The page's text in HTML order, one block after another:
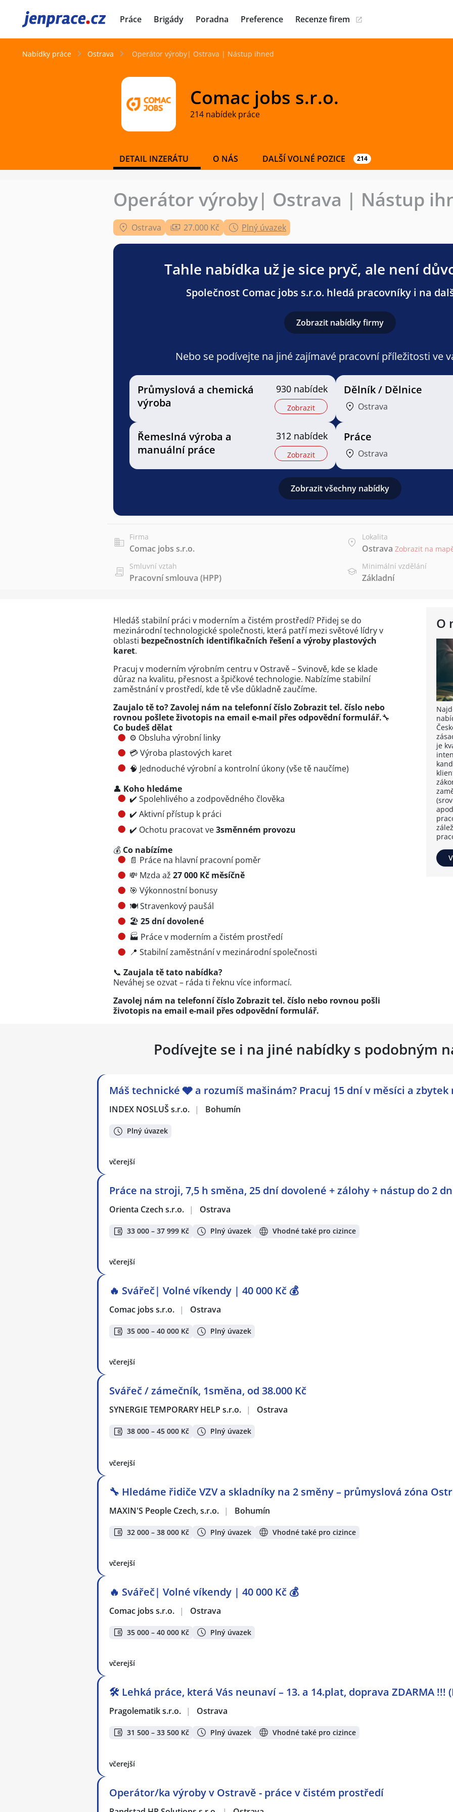
JenPráce.cz Práce Brigády Poradna Preference Recenze firem
Nabídky práce Ostrava Operátor výroby| Ostrava | Nástup ihned
Comac jobs s.r.o.
214 nabídek práce
DETAIL INZERÁTU O NÁS DALŠÍ VOLNÉ POZICE 214
Operátor výroby| Ostrava | Nástup
Ostrava 27.000 Kč Plný úvazek
Tahle nabídka už je sice pryč, ale není
Společnost Comac jobs s.r.o. hledá pracovníky i na
Zobrazit nabídky firmy
Nebo se podívejte na jiné zajímavé pracovní příležitosti ve
Průmyslová a chemická
výroba
930 nabídek
Zobrazit
Dělník / Dělnice
Ostrava
Řemeslná výroba a
manuální práce
312 nabídek
Zobrazit
Práce
Ostrava
Zobrazit všechny nabídky
Firma
Comac jobs s.r.o.
Lokalita
Ostrava Zobrazit na
Smluvní vztah
Pracovní smlouva (HPP)
Minimální vzdělání
Základní
O
je
Hledáš stabilní práci v moderním a čistém prostředí? Přidej se do
mezinárodní technologické společnosti, která patří mezi světové lídry v
oblasti bezpečnostních identifikačních řešení a výroby plastových
karet.
Pracuj v moderním výrobním centru v Ostravě – Svinově, kde se klade
důraz na kvalitu, přesnost a špičkové technologie. Nabízíme stabilní
zaměstnání v prostředí, kde tě vše důkladně zaučíme.
Zaujalo tě to? Zavolej nám na telefonní čísloZobrazit tel. číslo nebo
rovnou pošlete životopis na email e-mail přesodpovědní formulář.🔧
Co budeš dělat
⚙️ Obsluha výrobní linky
💳 Výroba plastových karet
🧠 Jednoduché výrobní a kontrolní úkony (vše tě naučíme)
👤 Koho hledáme
✔️ Spolehlivého a zodpovědného člověka
✔️ Aktivní přístup k práci
✔️ Ochotu pracovat ve3směnném provozu
💰 Co nabízíme
📄 Práce na hlavní pracovní poměr
💸 Mzda až 27 000 Kč měsíčně
🎯 Výkonnostní bonusy
🍽️ Stravenkový paušál
🏖️ 25 dní dovolené
🏭 Práce v moderním a čistém prostředí
📍 Stabilní zaměstnání v mezinárodní společnosti
📞 Zaujala tě tato nabídka?
Neváhej se ozvat – ráda ti řeknu více informací.
Zavolej nám na telefonní čísloZobrazit tel. číslo nebo rovnou pošli
životopis na email e-mail přesodpovědní formulář.
Podívejte se i na jiné nabídky s podobným
Máš technické 🩶 a rozumíš mašinám? Pracuj 15 dní v měsíci a
INDEX NOSLUŠ s.r.o. | Bohumín
Plný úvazek
včerejší
Práce na stroji, 7,5 h směna, 25 dní dovolené + zálohy + nástup do 2
Orienta Czech s.r.o. | Ostrava
33 000 – 37 999 Kč Plný úvazek Vhodné také pro cizince
včerejší
🔥 Svářeč| Volné víkendy | 40 000 Kč 💰
Comac jobs s.r.o. | Ostrava
35 000 – 40 000 Kč Plný úvazek
včerejší
Svářeč / zámečník, 1směna, od 38.000 Kč
SYNERGIE TEMPORARY HELP s.r.o. | Ostrava
38 000 – 45 000 Kč Plný úvazek
včerejší
🔧 Hledáme řidiče VZV a skladníky na 2 směny – průmyslová zóna
MAXIN'S People Czech, s.r.o. | Bohumín
32 000 – 38 000 Kč Plný úvazek Vhodné také pro cizince
včerejší
🔥 Svářeč| Volné víkendy | 40 000 Kč 💰
Comac jobs s.r.o. | Ostrava
35 000 – 40 000 Kč Plný úvazek
včerejší
🛠️ Lehká práce, která Vás neunaví – 13. a 14.plat, doprava ZDARMA !!!
Pragolematik s.r.o. | Ostrava
31 500 – 33 500 Kč Plný úvazek Vhodné také pro cizince
včerejší
Operátor/ka výroby v Ostravě - práce v čistém prostředí